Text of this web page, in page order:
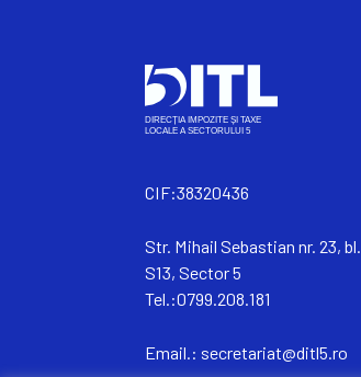
CIF:38320436
Str. Mihail Sebastian nr. 23, bl.
S13, Sector 5
Tel.:0799.208.181
Email.: secretariat@ditl5.ro